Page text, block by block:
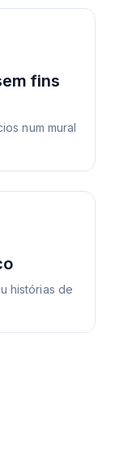
fins
num mural
histórias de